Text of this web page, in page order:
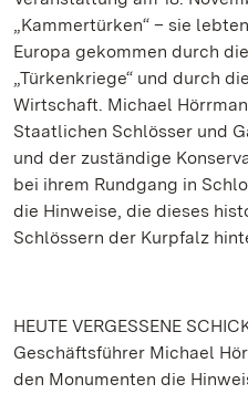
„Kammertürken“ – sie
Europa gekommen durch
„Türkenkriege“ und durch
Wirtschaft. Michael
Staatlichen Schlösser und
und der zuständige
bei ihrem Rundgang in
die Hinweise, die dieses
Schlössern der Kurpfalz
HEUTE VERGESSENE
Geschäftsführer Michael
den Monumenten die